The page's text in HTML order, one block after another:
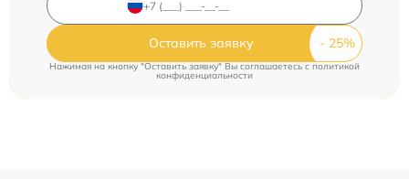
Оставить заявку
Нажимая на кнопку "Оставить заявку" Вы соглашаетесь cполитикой
конфиденциальности